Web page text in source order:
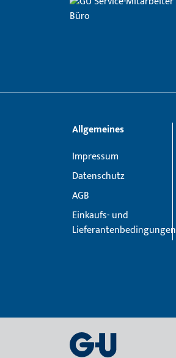
Allgemeines
Impressum
Datenschutz
AGB
Einkaufs- und
Lieferantenbedingungen